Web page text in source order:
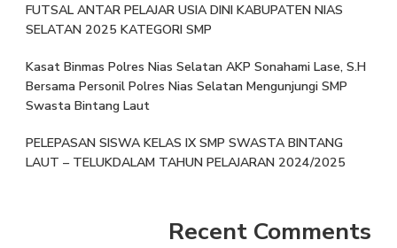
FUTSAL ANTAR PELAJAR USIA DINI KABUPATEN NIAS
SELATAN 2025 KATEGORI SMP
Kasat Binmas Polres Nias Selatan AKP Sonahami Lase, S.H
Bersama Personil Polres Nias Selatan Mengunjungi SMP
Swasta Bintang Laut
PELEPASAN SISWA KELAS IX SMP SWASTA BINTANG
LAUT – TELUKDALAM TAHUN PELAJARAN 2024/2025
Recent Comments